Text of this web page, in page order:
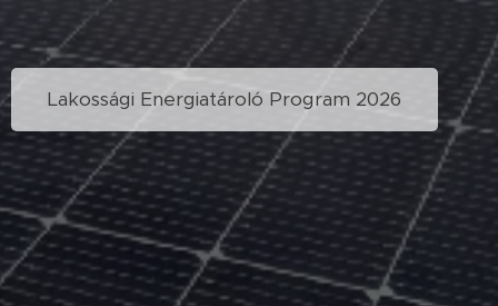
Lakossági Energiatároló Program 2026